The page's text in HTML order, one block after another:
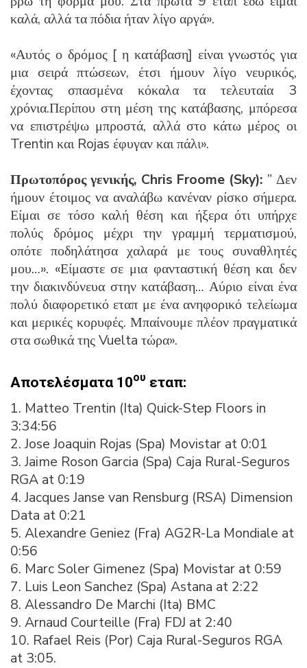
καλά, αλλά τα πόδια ήταν λίγο αργά».
«Αυτός ο δρόμος [ η κατάβαση] είναι γνωστός για
μια σειρά πτώσεων, έτσι ήμουν λίγο νευρικός,
έχοντας σπασμένα κόκαλα τα τελευταία 3
χρόνια.Περίπου στη μέση της κατάβασης, μπόρεσα
να επιστρέψω μπροστά, αλλά στο κάτω μέρος οι
Trentin και Rojas έφυγαν και πάλι».
Πρωτοπόρος γενικής, Chris Froome (Sky): ” Δεν
ήμουν έτοιμος να αναλάβω κανέναν ρίσκο σήμερα.
Είμαι σε τόσο καλή θέση και ήξερα ότι υπήρχε
πολύς δρόμος μέχρι την γραμμή τερματισμού,
οπότε ποδηλάτησα χαλαρά με τους συναθλητές
μου…». «Είμαστε σε μια φανταστική θέση και δεν
την διακινδύνευα στην κατάβαση… Αύριο είναι ένα
πολύ διαφορετικό εταπ με ένα ανηφορικό τελείωμα
και μερικές κορυφές. Μπαίνουμε πλέον πραγματικά
στα σωθικά της Vuelta τώρα».
Αποτελέσματα 10ου εταπ:
1. Matteo Trentin (Ita) Quick-Step Floors in
3:34:56
2. Jose Joaquin Rojas (Spa) Movistar at 0:01
3. Jaime Roson Garcia (Spa) Caja Rural-Seguros
RGA at 0:19
4. Jacques Janse van Rensburg (RSA) Dimension
Data at 0:21
5. Alexandre Geniez (Fra) AG2R-La Mondiale at
0:56
6. Marc Soler Gimenez (Spa) Movistar at 0:59
7. Luis Leon Sanchez (Spa) Astana at 2:22
8. Alessandro De Marchi (Ita) BMC
9. Arnaud Courteille (Fra) FDJ at 2:40
10. Rafael Reis (Por) Caja Rural-Seguros RGA
at 3:05.